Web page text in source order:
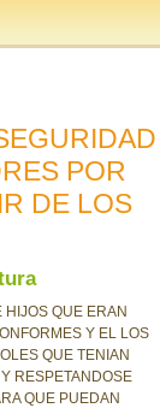
POR
DE LOS
HIJOS QUE ERAN
Y EL LOS
QUE TENIAN
RESPETANDOSE
QUE PUEDAN